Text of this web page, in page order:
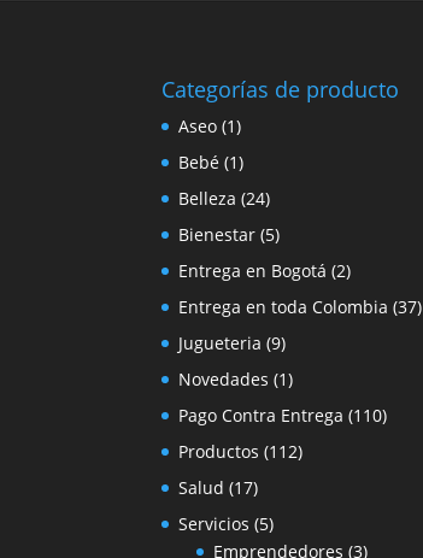
Categorías de producto
Aseo (1)
Bebé (1)
Belleza (24)
Bienestar (5)
Entrega en Bogotá (2)
Entrega en toda Colombia (37)
Jugueteria (9)
Novedades (1)
Pago Contra Entrega (110)
Productos (112)
Salud (17)
Servicios (5)
Emprendedores (3)